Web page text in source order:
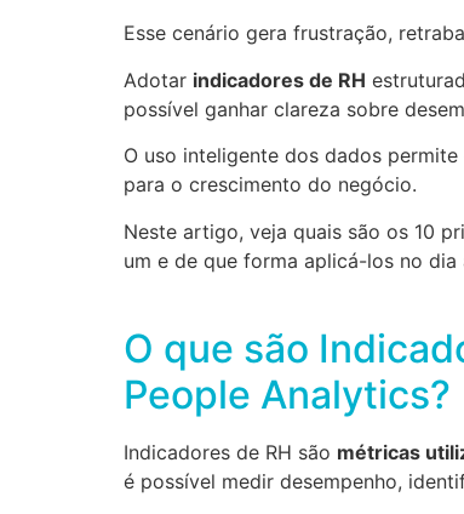
Esse cenário gera frustração,
Adotar indicadores de RH
possível ganhar clareza sobre
O uso inteligente dos dados
para o crescimento do negócio.
Neste artigo, veja quais são os 10
um e de que forma aplicá-los no dia
O que são
People Analytics?
Indicadores de RH são métricas
é possível medir desempenho,